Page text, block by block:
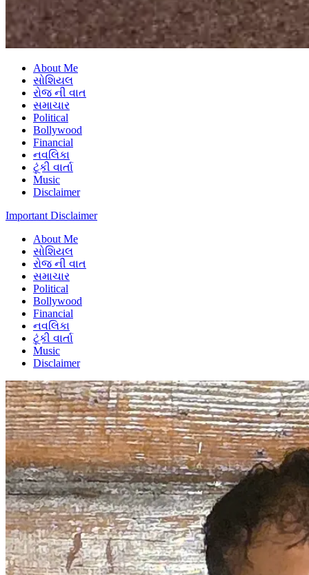
About Me
સોશિયલ
રોજ ની વાત
સમાચાર
Political
Bollywood
Financial
નવલિકા
ટૂંકી વાર્તા
Music
Disclaimer
Important Disclaimer
About Me
સોશિયલ
રોજ ની વાત
સમાચાર
Political
Bollywood
Financial
નવલિકા
ટૂંકી વાર્તા
Music
Disclaimer